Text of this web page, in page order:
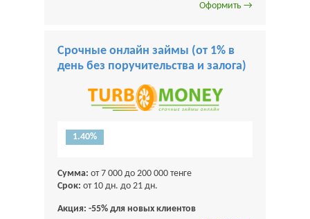
Оформить →
Срочные онлайн займы (от 1% в
день без поручительства и залога)
1.40%
Сумма: от 7 000 до 200 000 тенге
Срок: от 10 дн. до 21 дн.
Акция: -55% для новых клиентов